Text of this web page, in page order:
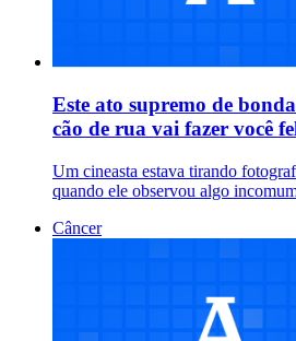
Este ato supremo de
cão de rua vai fazer você
Um cineasta estava tirando
quando ele observou algo
Câncer